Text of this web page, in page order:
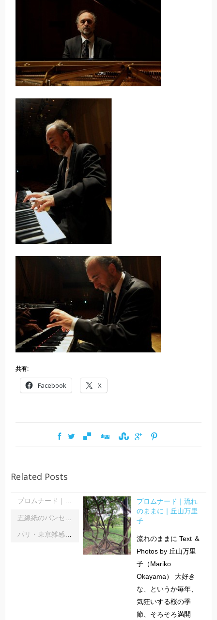
共有:
Facebook X
Related Posts
プロムナード｜流れのままに｜丘山万里子
プロムナード｜流れ
のままに｜丘山万里
子
流れのままに Text ＆
Photos by 丘山万里
子（Mariko
Okayama） 大好き
な、というか毎年、
気狂いする桜の季
節、そろそろ満開